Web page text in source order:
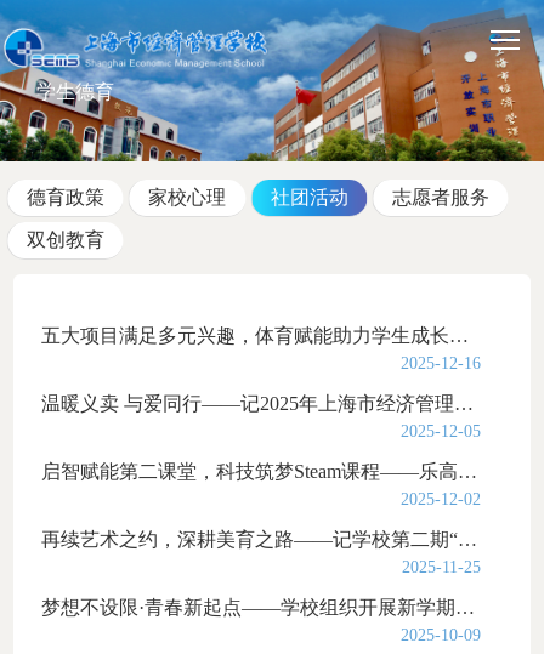
学生德育
德育政策 家校心理 社团活动 志愿者服务
双创教育
五大项目满足多元兴趣，体育赋能助力学生成长——学校第二课堂体育专项课正式启动
2025-12-16
温暖义卖 与爱同行——记2025年上海市经济管理学校爱心义卖活动
2025-12-05
启智赋能第二课堂，科技筑梦Steam课程——乐高创想，智能搭建
2025-12-02
再续艺术之约，深耕美育之路——记学校第二期“走进艺术宫”学生团员领学微党课学员遴选活...
2025-11-25
梦想不设限·青春新起点——学校组织开展新学期社团招新宣传活动
2025-10-09